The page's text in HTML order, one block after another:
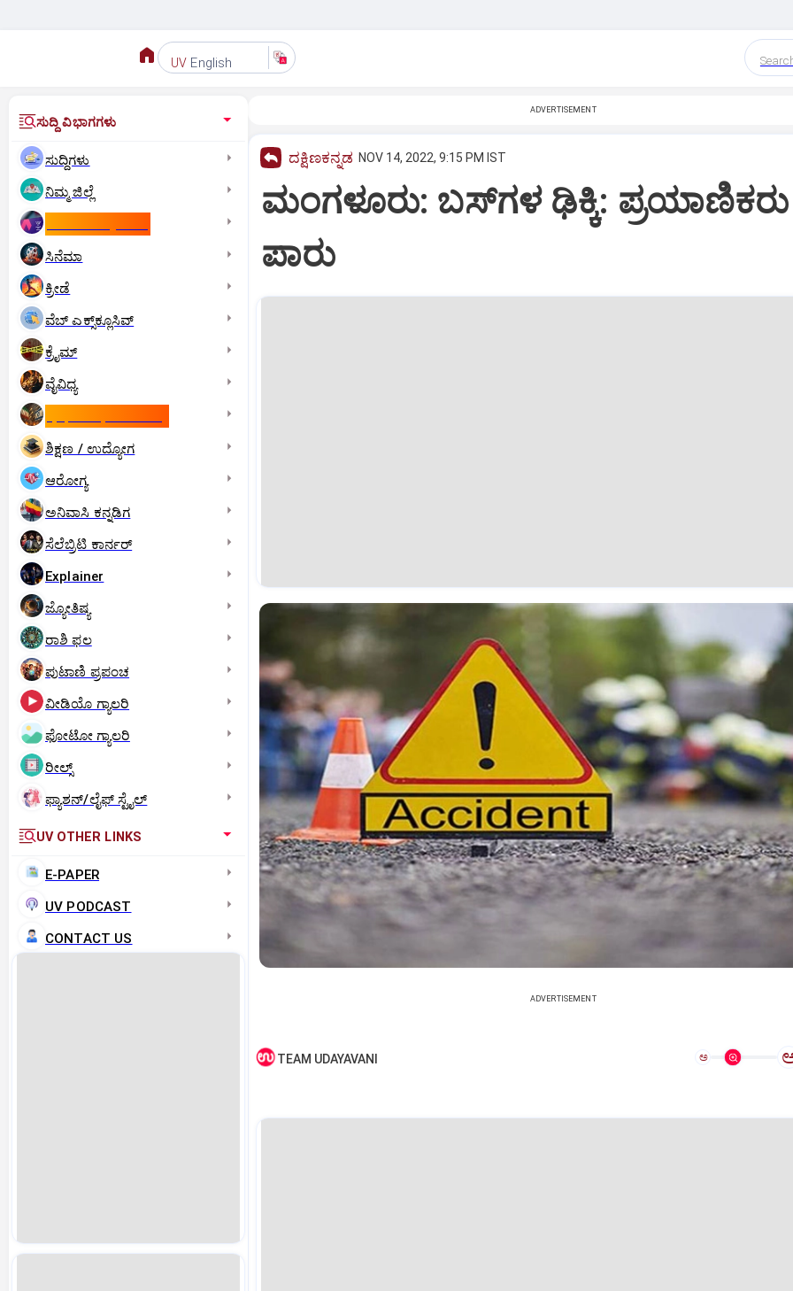
UV English
ಸುದ್ದಿ ವಿಭಾಗಗಳು
ಸುದ್ದಿಗಳು
ನಿಮ್ಮ ಜಿಲ್ಲೆ
ಸಿನೆಮಾ
ಕ್ರೀಡೆ
ವೆಬ್ ಎಕ್ಸ್‌ಕ್ಲೂಸಿವ್
ಕ್ರೈಮ್
ವೈವಿಧ್ಯ
ಶಿಕ್ಷಣ / ಉದ್ಯೋಗ
ಆರೋಗ್ಯ
ಅನಿವಾಸಿ ಕನ್ನಡಿಗ
ಸೆಲೆಬ್ರಿಟಿ ಕಾರ್ನರ್‌
Explainer
ಜ್ಯೋತಿಷ್ಯ
ರಾಶಿ ಫಲ
ಪುಟಾಣಿ ಪ್ರಪಂಚ
ವೀಡಿಯೊ ಗ್ಯಾಲರಿ
ಫೋಟೋ ಗ್ಯಾಲರಿ
ರೀಲ್ಸ್
ಫ್ಯಾಶನ್/ಲೈಫ್‌ ಸ್ಟೈಲ್
UV OTHER LINKS
E-PAPER
UV PODCAST
CONTACT US
ADVERTISEMENT
ದಕ್ಷಿಣಕನ್ನಡ NOV 14, 2022, 9:15 PM IST
ಮಂಗಳೂರು: ಬಸ್‌ಗಳ ಢಿಕ್ಕಿ: ಪ್ರಯಾಣಿಕರು
ಪಾರು
ADVERTISEMENT
TEAM UDAYAVANI ಅ